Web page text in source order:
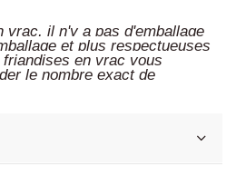
vrac, il n'y a pas d'emballage
et plus respectueuses
en vrac vous
le nombre exact de